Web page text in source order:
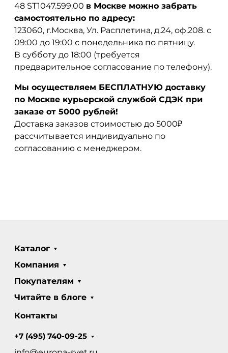
48 ST1047.599.00 в Москве можно забрать
самостоятельно по адресу:
123060, г.Москва, Ул. Расплетина, д.24, оф.208. с
09:00 до 19:00 с понедельника по пятницу.
В субботу до 18:00 (требуется
предварительное согласование по телефону).
Мы осуществляем БЕСПЛАТНУЮ доставку
по Москве курьерской службой СДЭК при
заказе от 5000 рублей!
Доставка заказов стоимостью до 5000₽
рассчитывается индивидуально по
согласованию с менеджером.
Каталог
Компания
Покупателям
Читайте в блоге
Контакты
+7 (495) 740-09-25